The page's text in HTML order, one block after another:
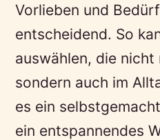
Vorlieben und
entscheidend. So
auswählen, die nicht
sondern auch im
es ein
ein entspannendes